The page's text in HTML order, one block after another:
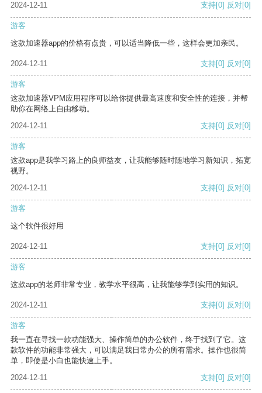
2024-12-11 支持[0] 反对[0]
游客
这款加速器app的价格有点贵，可以适当降低一些，这样会更加亲民。
2024-12-11 支持[0] 反对[0]
游客
这款加速器VPM应用程序可以给你提供最高速度和安全性的连接，并帮
助你在网络上自由移动。
2024-12-11
支持[0] 反对[0]
游客
这款app是我学习路上的良师益友，让我能够随时随地学习新知识，拓宽
视野。
2024-12-11
支持[0] 反对[0]
游客
这个软件很好用
2024-12-11 支持[0] 反对[0]
游客
这款app的老师非常专业，教学水平很高，让我能够学到实用的知识。
2024-12-11 支持[0] 反对[0]
游客
我一直在寻找一款功能强大、操作简单的办公软件，终于找到了它。这
款软件的功能非常强大，可以满足我日常办公的所有需求。操作也很简
单，即使是小白也能快速上手。
2024-12-11
支持[0] 反对[0]